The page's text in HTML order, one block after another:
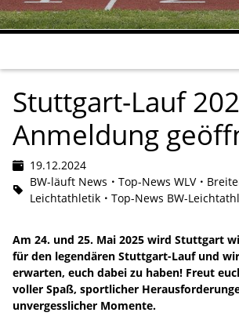
Stuttgart-Lauf
Anmeldung
19.12.2024
BW-läuft News
Top-News WLV
Leichtathletik
Top-News BW-
Am 24. und 25. Mai 2025 wird Stuttgart
für den legendären Stuttgart-Lauf und
erwarten, euch dabei zu haben! Freut
voller Spaß, sportlicher
unvergesslicher Momente.